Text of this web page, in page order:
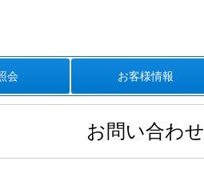
会 お客様情報
お問い合わせ